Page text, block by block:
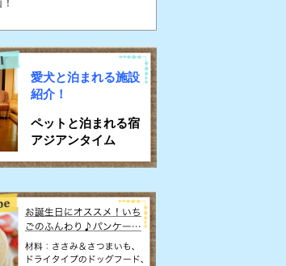
愛犬と泊まれる施設
紹介！
ペットと泊まれる宿
アジアンタイム